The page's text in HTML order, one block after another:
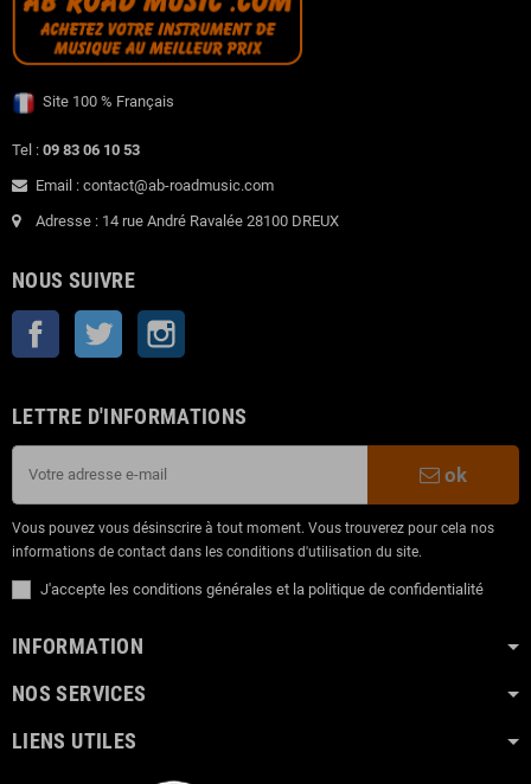
Site 100 % Français
Tel : 09 83 06 10 53
Email : contact@ab-roadmusic.com
Adresse : 14 rue André Ravalée 28100 DREUX
NOUS SUIVRE
Facebook Twitter
LETTRE D'INFORMATIONS
ok
Vous pouvez vous désinscrire à tout moment. Vous trouverez pour cela nos
informations de contact dans les conditions d'utilisation du site.
J'accepte les conditions générales et la politique de confidentialité
INFORMATION
NOS SERVICES
LIENS UTILES